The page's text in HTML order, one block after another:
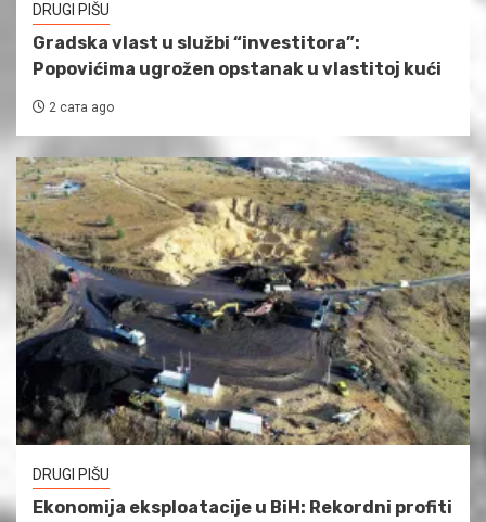
DRUGI PIŠU
Gradska vlast u službi “investitora”:
Popovićima ugrožen opstanak u vlastitoj kući
2 сата ago
DRUGI PIŠU
Ekonomija eksploatacije u BiH: Rekordni profiti